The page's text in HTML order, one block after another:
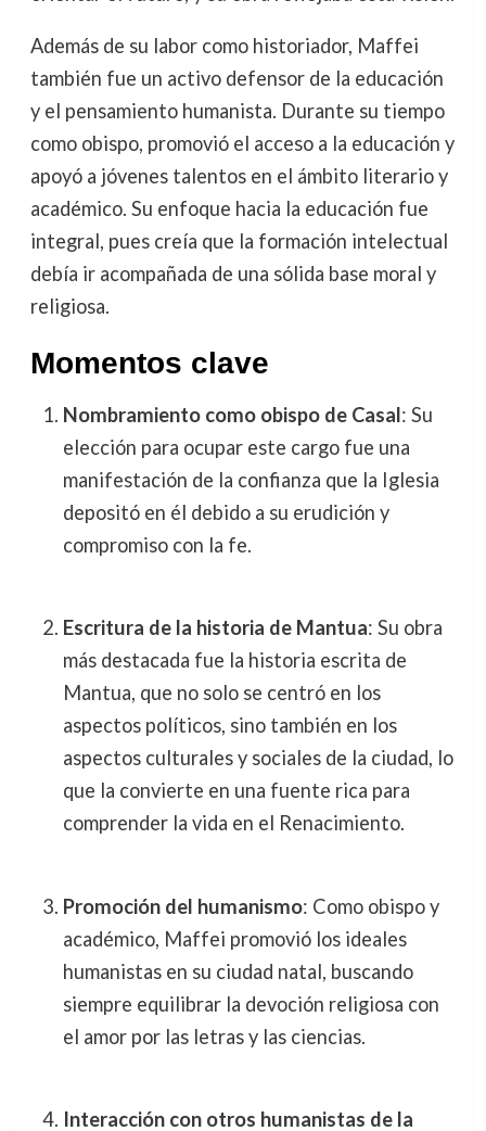
Además de su labor como historiador, Maffei
también fue un activo defensor de la educación
y el pensamiento humanista. Durante su tiempo
como obispo, promovió el acceso a la educación y
apoyó a jóvenes talentos en el ámbito literario y
académico. Su enfoque hacia la educación fue
integral, pues creía que la formación intelectual
debía ir acompañada de una sólida base moral y
religiosa.
Momentos clave
Nombramiento como obispo de Casal: Su
elección para ocupar este cargo fue una
manifestación de la confianza que la Iglesia
depositó en él debido a su erudición y
compromiso con la fe.
Escritura de la historia de Mantua: Su obra
más destacada fue la historia escrita de
Mantua, que no solo se centró en los
aspectos políticos, sino también en los
aspectos culturales y sociales de la ciudad, lo
que la convierte en una fuente rica para
comprender la vida en el Renacimiento.
Promoción del humanismo: Como obispo y
académico, Maffei promovió los ideales
humanistas en su ciudad natal, buscando
siempre equilibrar la devoción religiosa con
el amor por las letras y las ciencias.
Interacción con otros humanistas de la